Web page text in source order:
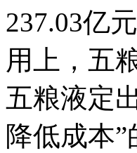
237.03亿
用上，五
五粮液定
降低成本”